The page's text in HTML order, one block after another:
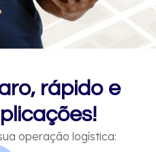
rápido e
operação logística: